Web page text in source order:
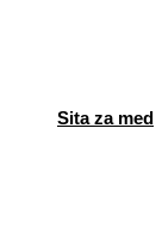
Sita za med